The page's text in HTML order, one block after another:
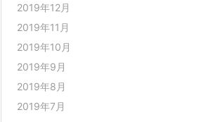
2019年12月
2019年11月
2019年10月
2019年9月
2019年8月
2019年7月